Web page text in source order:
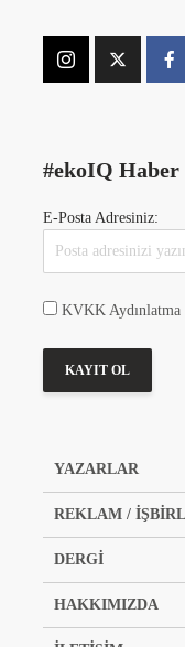
#ekoIQ
E-Posta Adresiniz:
KVKK Aydınlatma
YAZARLAR
REKLAM /
DERGİ
HAKKIMIZDA